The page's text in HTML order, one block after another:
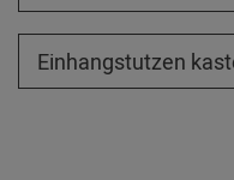
Einhangstutzen